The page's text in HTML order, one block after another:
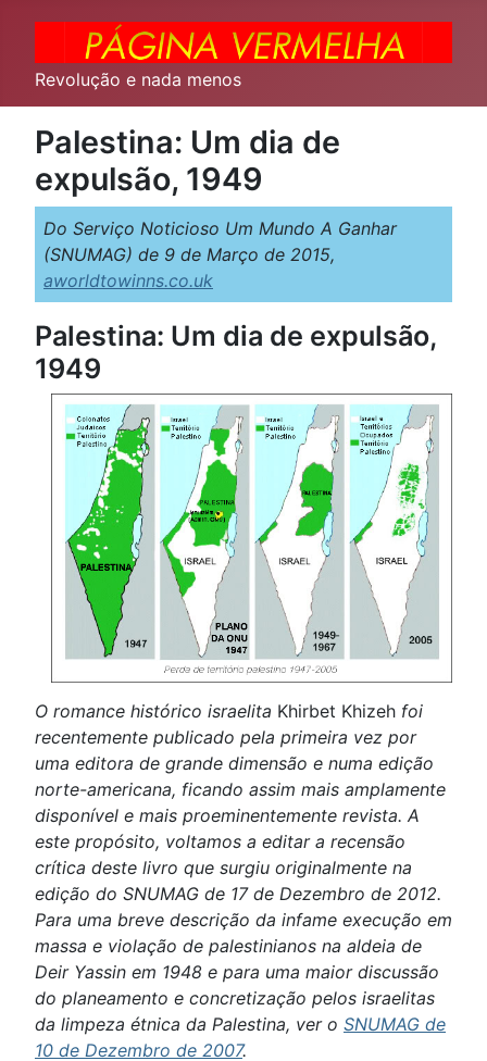
Revolução e nada menos
Palestina: Um dia de
expulsão, 1949
Do Serviço Noticioso Um Mundo A Ganhar
(SNUMAG) de 9 de Março de 2015,
aworldtowinns.co.uk
Palestina: Um dia de expulsão,
1949
O romance histórico israelita Khirbet Khizeh foi
recentemente publicado pela primeira vez por
uma editora de grande dimensão e numa edição
norte-americana, ficando assim mais amplamente
disponível e mais proeminentemente revista. A
este propósito, voltamos a editar a recensão
crítica deste livro que surgiu originalmente na
edição do SNUMAG de 17 de Dezembro de 2012.
Para uma breve descrição da infame execução em
massa e violação de palestinianos na aldeia de
Deir Yassin em 1948 e para uma maior discussão
do planeamento e concretização pelos israelitas
da limpeza étnica da Palestina, ver o SNUMAG de
10 de Dezembro de 2007.